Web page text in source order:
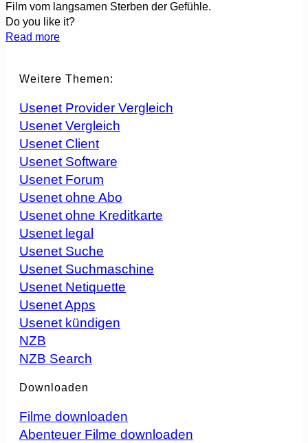
Film vom langsamen Sterben der Gefühle.
Do you like it?
Read more
Weitere Themen:
Usenet Provider Vergleich
Usenet Vergleich
Usenet Client
Usenet Software
Usenet Forum
Usenet ohne Abo
Usenet ohne Kreditkarte
Usenet legal
Usenet Suche
Usenet Suchmaschine
Usenet Netiquette
Usenet Apps
Usenet kündigen
NZB
NZB Search
Downloaden
Filme downloaden
Abenteuer Filme downloaden